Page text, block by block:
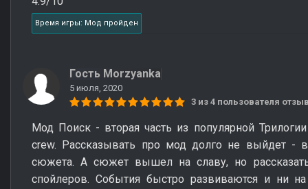
Время игры: Мод пройден
Гость Morzyanka
5 июля, 2020
3 из 4 пользователя
Мод Поиск - вторая часть из популярной
crew. Рассказывать про мод долго не выйдет -
сюжета. А сюжет вышел на славу, но
спойлеров. События быстро развиваются и ни